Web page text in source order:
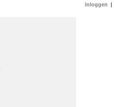
Inloggen |